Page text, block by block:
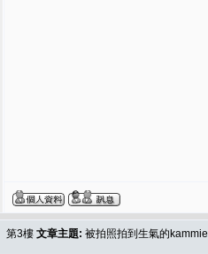
第3樓 文章主題: 被拍照拍到生氣的kammie